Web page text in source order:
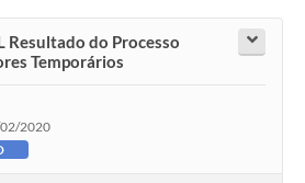
do Processo
Temporários
2020